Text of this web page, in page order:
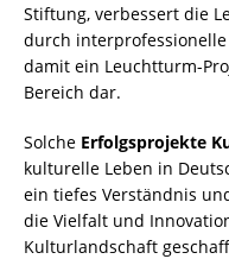
Stiftung, verbessert die
durch
damit ein Leuchtturm-
Bereich dar.
Solche Erfolgsprojekte
kulturelle Leben in
ein tiefes Verständnis
die Vielfalt und
Kulturlandschaft